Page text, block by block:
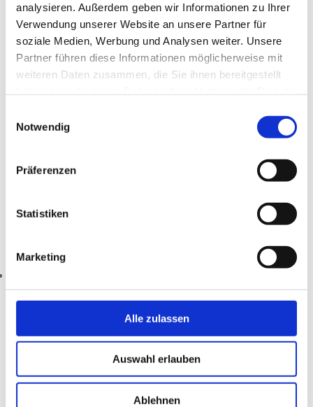
analysieren. Außerdem geben wir Informationen zu Ihrer
Verwendung unserer Website an unsere Partner für
soziale Medien, Werbung und Analysen weiter. Unsere
Partner führen diese Informationen möglicherweise mit
weiteren Daten zusammen, die Sie ihnen bereitgestellt
Notwendig
Präferenzen
Statistiken
Marketing
Alle zulassen
Auswahl erlauben
Ablehnen

Impressum|Datenschutz